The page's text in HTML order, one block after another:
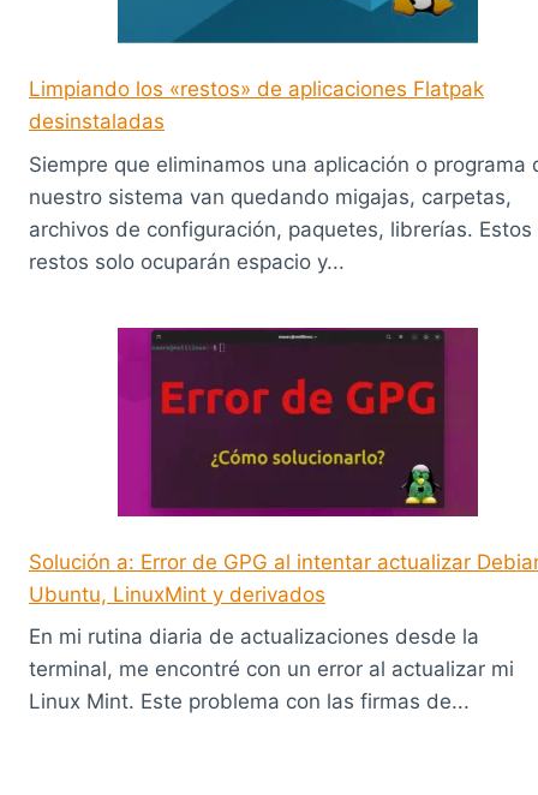
Limpiando los «restos» de aplicaciones Flatpak
desinstaladas
Siempre que eliminamos una aplicación o programa
nuestro sistema van quedando migajas, carpetas,
archivos de configuración, paquetes, librerías. Estos
restos solo ocuparán espacio y...
Solución a: Error de GPG al intentar actualizar
Ubuntu, LinuxMint y derivados
En mi rutina diaria de actualizaciones desde la
terminal, me encontré con un error al actualizar mi
Linux Mint. Este problema con las firmas de...